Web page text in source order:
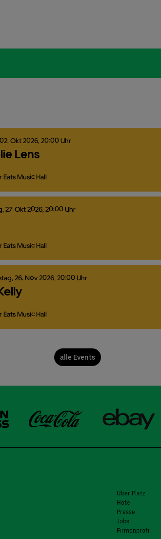
02. Okt2026, 20:00 Uhr
Lens
Eats Music Hall
27. Okt2026, 20:00 Uhr
Eats Music Hall
26. Nov2026, 20:00 Uhr
Eats Music Hall
alle Events
Uber Platz
Hotel
Presse
Jobs
Firmenprofil